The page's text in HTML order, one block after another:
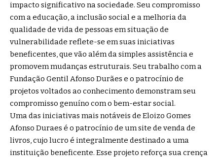
impacto significativo na sociedade. Seu compromisso
com a educação, a inclusão social e a melhoria da
qualidade de vida de pessoas em situação de
vulnerabilidade reflete-se em suas iniciativas
beneficentes, que vão além da simples assistência e
promovem mudanças estruturais. Seu trabalho com a
Fundação Gentil Afonso Durães e o patrocínio de
projetos voltados ao conhecimento demonstram seu
compromisso genuíno com o bem-estar social.
Uma das iniciativas mais notáveis de Eloizo Gomes
Afonso Duraes é o patrocínio de um site de venda de
livros, cujo lucro é integralmente destinado a uma
instituição beneficente. Esse projeto reforça sua crença